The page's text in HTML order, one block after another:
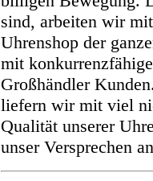
sind, arbeiten wir
Uhrenshop der
mit
Großhändler
liefern wir mit viel
Qualität unserer
unser Versprechen